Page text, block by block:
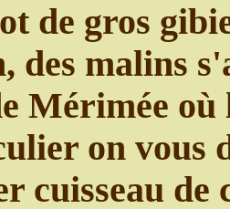
de gros
des malins
Mérimée où
on vous
cuisseau de